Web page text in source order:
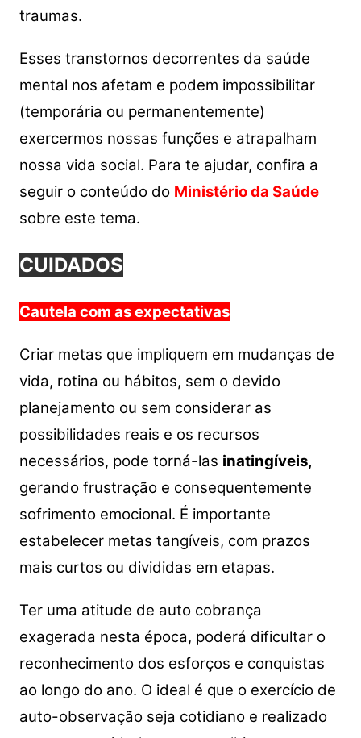
traumas.
Esses transtornos decorrentes da saúde
mental nos afetam e podem impossibilitar
(temporária ou permanentemente)
exercermos nossas funções e atrapalham
nossa vida social. Para te ajudar, confira a
seguir o conteúdo do Ministério da Saúde
sobre este tema.
CUIDADOS
Cautela com as expectativas
Criar metas que impliquem em mudanças de
vida, rotina ou hábitos, sem o devido
planejamento ou sem considerar as
possibilidades reais e os recursos
necessários, pode torná-las inatingíveis,
gerando frustração e consequentemente
sofrimento emocional. É importante
estabelecer metas tangíveis, com prazos
mais curtos ou divididas em etapas.
Ter uma atitude de auto cobrança
exagerada nesta época, poderá dificultar o
reconhecimento dos esforços e conquistas
ao longo do ano. O ideal é que o exercício de
auto-observação seja cotidiano e realizado